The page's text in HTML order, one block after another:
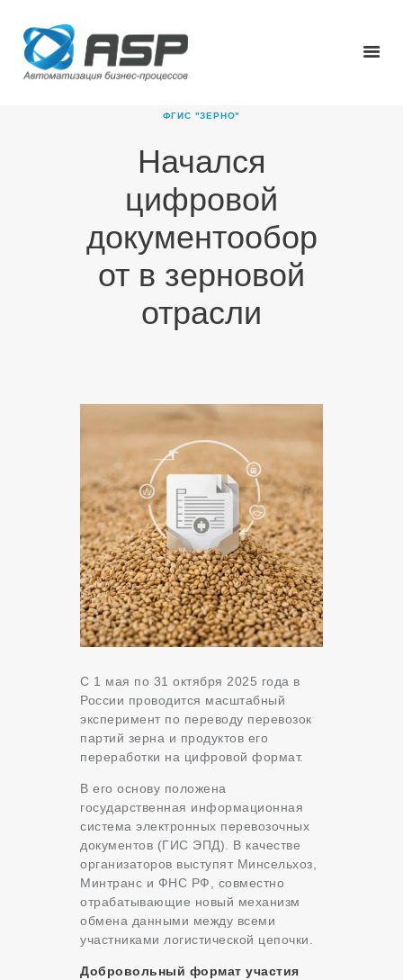
ФГИС "ЗЕРНО"
Начался
цифровой
документообор
от в зерновой
отрасли
ГЛАВНАЯ
О КОМПАНИИ
НОВОСТИ
КАРЬЕРА
ПАРТНЕРЫ
КОНТАКТЫ
С 1 мая по 31 октября 2025 года в
России проводится масштабный
эксперимент по переводу перевозок
партий зерна и продуктов его
переработки на цифровой формат.
В его основу положена
государственная информационная
система электронных перевозочных
документов (ГИС ЭПД). В качестве
организаторов выступят Минсельхоз,
Минтранс и ФНС РФ, совместно
отрабатывающие новый механизм
обмена данными между всеми
участниками логистической цепочки.
Добровольный формат участия